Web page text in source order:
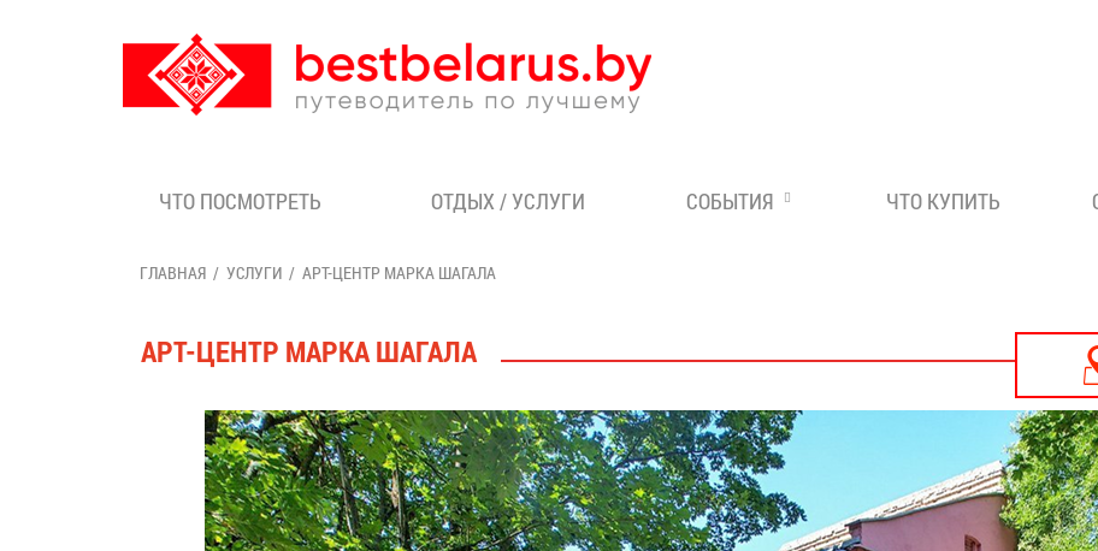
ЧТО ПОСМОТРЕТЬ ОТДЫХ / УСЛУГИ СОБЫТИЯ ЧТО КУПИТЬ
ГЛАВНАЯ УСЛУГИ АРТ-ЦЕНТР МАРКА ШАГАЛА
АРТ-ЦЕНТР МАРКА ШАГАЛА